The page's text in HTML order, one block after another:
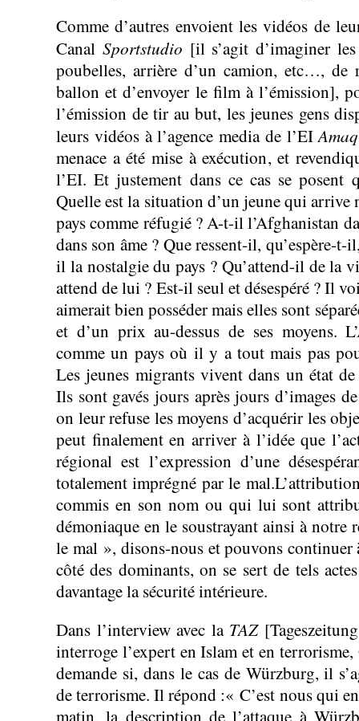
Comme d’autres envoient les vidéos de
Canal Sportstudio [il s’agit d’imaginer
poubelles, arrière d’un camion, etc…, de
ballon et d’envoyer le film à l’émission],
l’émission de tir au but, les jeunes gens
leurs vidéos à l’agence media de l’EI
menace a été mise à exécution, et
l’EI. Et justement dans ce cas se posent
Quelle est la situation d’un jeune qui arrive
pays comme réfugié ? A-t-il l’Afghanistan
dans son âme ? Que ressent-il, qu’espère-
il la nostalgie du pays ? Qu’attend-il de la
attend de lui ? Est-il seul et désespéré ? Il
aimerait bien posséder mais elles sont
et d’un prix au-dessus de ses moyens.
comme un pays où il y a tout mais pas
Les jeunes migrants vivent dans un état
Ils sont gavés jours après jours d’images
on leur refuse les moyens d’acquérir les
peut finalement en arriver à l’idée que
régional est l’expression d’une
totalement imprégné par le
commis en son nom ou qui lui sont
démoniaque en le soustrayant ainsi à
le mal », disons-nous et pouvons continuer
côté des dominants, on se sert de tels
davantage la sécurité intérieure.
Dans l’interview avec la TAZ
interroge l’expert en Islam et en
demande si, dans le cas de Würzburg, il
de terrorisme. Il répond :« C’est nous qui
matin, la description de l’attaque à